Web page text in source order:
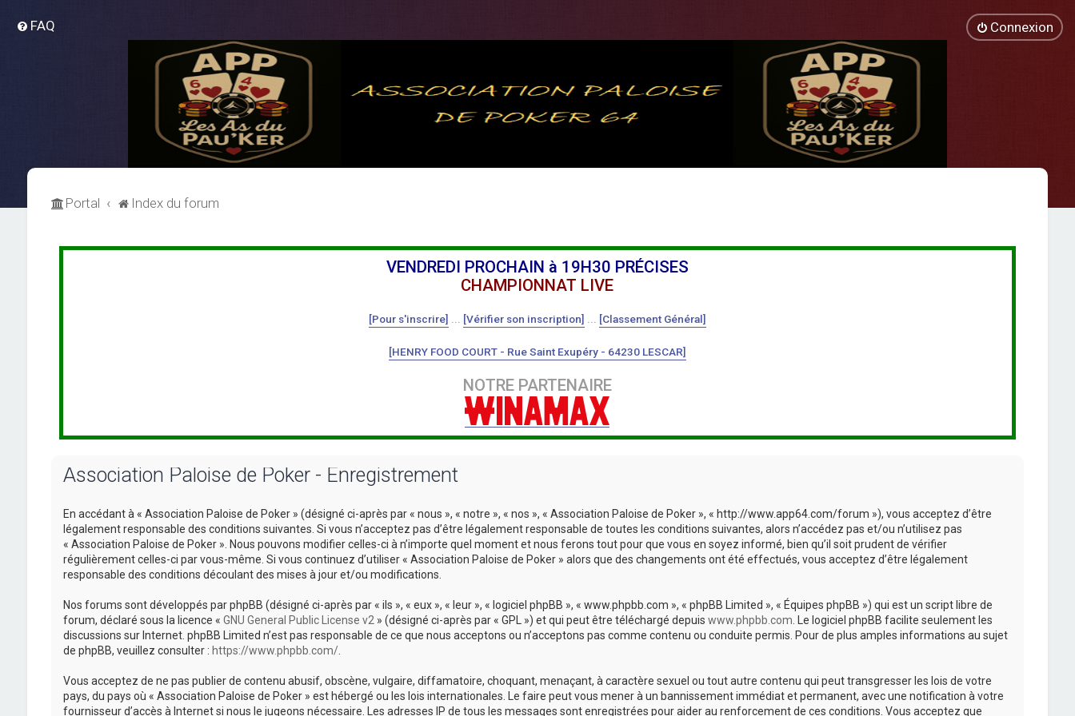
FAQ Connexion
Portal Index du forum
VENDREDI PROCHAIN à 19H30 PRÉCISES
CHAMPIONNAT LIVE
[Pour s'inscrire] [Vérifier son inscription] [Classement Général]
[HENRY FOOD COURT - Rue Saint Exupéry - 64230 LESCAR]
NOTRE PARTENAIRE
Association Paloise de Poker - Enregistrement
En accédant à « Association Paloise de Poker » (désigné ci-après par « nous », « notre », « nos », « Association Paloise de Poker », « http://www.app64.com/forum »), vous acceptez d’être
légalement responsable des conditions suivantes. Si vous n’acceptez pas d’être légalement responsable de toutes les conditions suivantes, alors n’accédez pas et/ou n’utilisez pas
« Association Paloise de Poker ». Nous pouvons modifier celles-ci à n’importe quel moment et nous ferons tout pour que vous en soyez informé, bien qu’il soit prudent de vérifier
régulièrement celles-ci par vous-même. Si vous continuez d’utiliser « Association Paloise de Poker » alors que des changements ont été effectués, vous acceptez d’être légalement
responsable des conditions découlant des mises à jour et/ou modifications.
Nos forums sont développés par phpBB (désigné ci-après par « ils », « eux », « leur », « logiciel phpBB », « www.phpbb.com », « phpBB Limited », « Équipes phpBB ») qui est un script libre de
forum, déclaré sous la licence « GNU General Public License v2 » (désigné ci-après par « GPL ») et qui peut être téléchargé depuis www.phpbb.com . Le logiciel phpBB facilite seulement les
discussions sur Internet. phpBB Limited n’est pas responsable de ce que nous acceptons ou n’acceptons pas comme contenu ou conduite permis. Pour de plus amples informations au sujet
de phpBB, veuillez consulter : https://www.phpbb.com/.
Vous acceptez de ne pas publier de contenu abusif, obscène, vulgaire, diffamatoire, choquant, menaçant, à caractère sexuel ou tout autre contenu qui peut transgresser les lois de votre
pays, du pays où « Association Paloise de Poker » est hébergé ou les lois internationales. Le faire peut vous mener à un bannissement immédiat et permanent, avec une notification à votre
fournisseur d’accès à Internet si nous le jugeons nécessaire. Les adresses IP de tous les messages sont enregistrées pour aider au renforcement de ces conditions. Vous acceptez que